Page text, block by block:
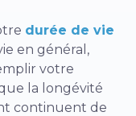
durée de vie
en général,
votre
la longévité
continuent de